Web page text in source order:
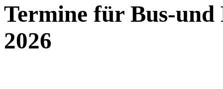
Termine für Bus-und
2026